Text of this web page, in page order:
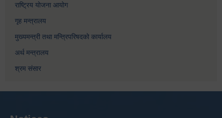
राष्ट्रिय योजना आयोग
गृह मन्त्रालय
मुख्यमन्त्री तथा मन्त्रिपरिषदको कार्यालय
अर्थ मन्त्रालय
श्रम संसार